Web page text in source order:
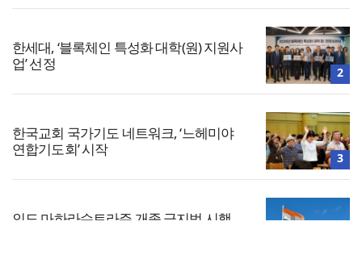
한세대, ‘블록체인 특성화 대학(원) 지원사
업’ 선정
2
한국교회 국가기도 네트워크, ‘느헤미야
연합기도회’ 시작
3
인도 마하라슈트라주 개종 금지법 시행…